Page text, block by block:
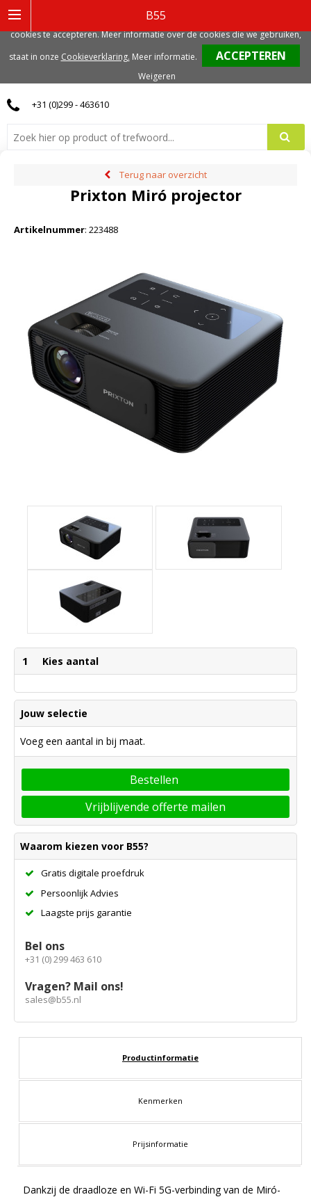
B55
0
+31 (0)299 - 463610
Terug naar overzicht
Prixton Miró projector
Artikelnummer: 223488
1 Kies aantal
Jouw selectie
Voeg een aantal in bij maat.
Bestellen
Vrijblijvende offerte mailen
Waarom kiezen voor B55?
Gratis digitale proefdruk
Persoonlijk Advies
Laagste prijs garantie
Bel ons
+31 (0) 299 463 610
Vragen? Mail ons!
sales@b55.nl
Productinformatie
Kenmerken
Prijsinformatie
Dankzij de draadloze en Wi-Fi 5G-verbinding van de Miró-
gerelateerde cookies. Voor de beste gebruikerservaring, adviseren we deze
cookies te accepteren. Meer informatie over de cookies die we gebruiken,
staat in onze Cookieverklaring. Meer informatie.
Weigeren